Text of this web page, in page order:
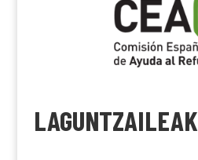
LAGUNTZAILEAK